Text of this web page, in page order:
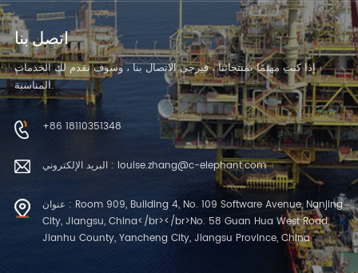
اتصل بنا
إذا كنت مهتمًا بمنتجاتنا ، فيرجى الاتصال بنا ، وسوف نقدم لك الخدمات
المناسبة.
+86 18110351348
البريد الإلكتروني : louise.zhang@c-elephant.com
عنوان : Room 909, Building 4, No. 109 Software Avenue, Nanjing
City, Jiangsu, China</br></br>No. 58 Guan Hua West Road,
Jianhu County, Yancheng City, Jiangsu Province, China